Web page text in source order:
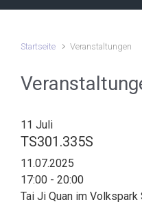
Startseite Veranstaltungen
11 Juli
TS301.335S
11.07.2025
17:00 - 20:00
Tai Ji Quan im Volkspark